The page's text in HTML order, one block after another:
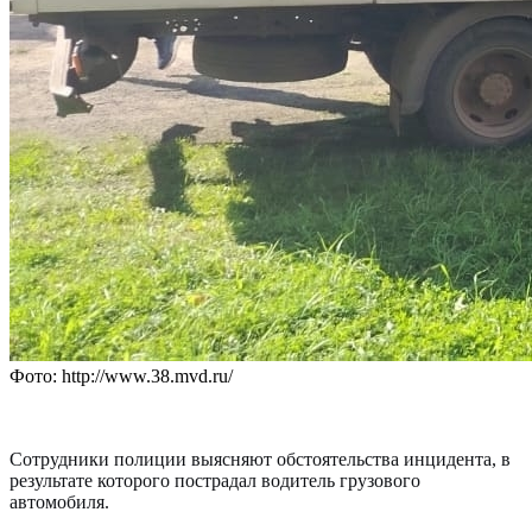
Фото: http://www.38.mvd.ru/
Сотрудники полиции выясняют обстоятельства инцидента, в
результате которого пострадал водитель грузового
автомобиля.